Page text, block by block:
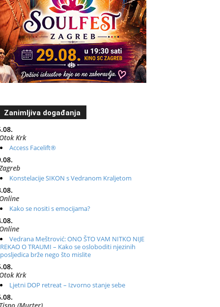
Zanimljiva događanja
Otok Krk
Access Facelift®
Konstelacije SIKON s Vedranom Kraljetom
Online
Kako se nositi s emocijama?
Online
Vedrana Meštrović: ONO ŠTO VAM NITKO NIJE
REKAO O TRAUMI – Kako se osloboditi njezinih
posljedica brže nego što mislite
Otok Krk
Ljetni DOP retreat – Izvorno stanje sebe